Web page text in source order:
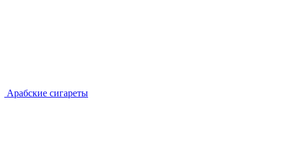
Арабские сигареты